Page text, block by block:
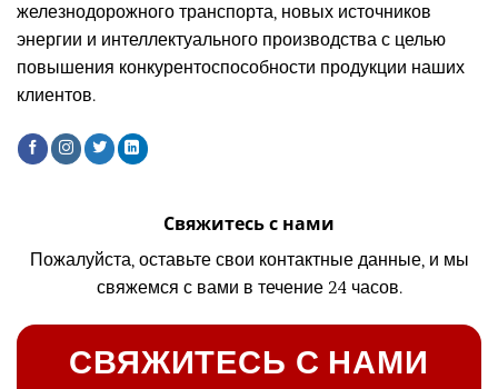
железнодорожного транспорта, новых источников
энергии и интеллектуального производства с целью
повышения конкурентоспособности продукции наших
клиентов.
Свяжитесь с нами
Пожалуйста, оставьте свои контактные данные, и мы
свяжемся с вами в течение 24 часов.
СВЯЖИТЕСЬ С НАМИ